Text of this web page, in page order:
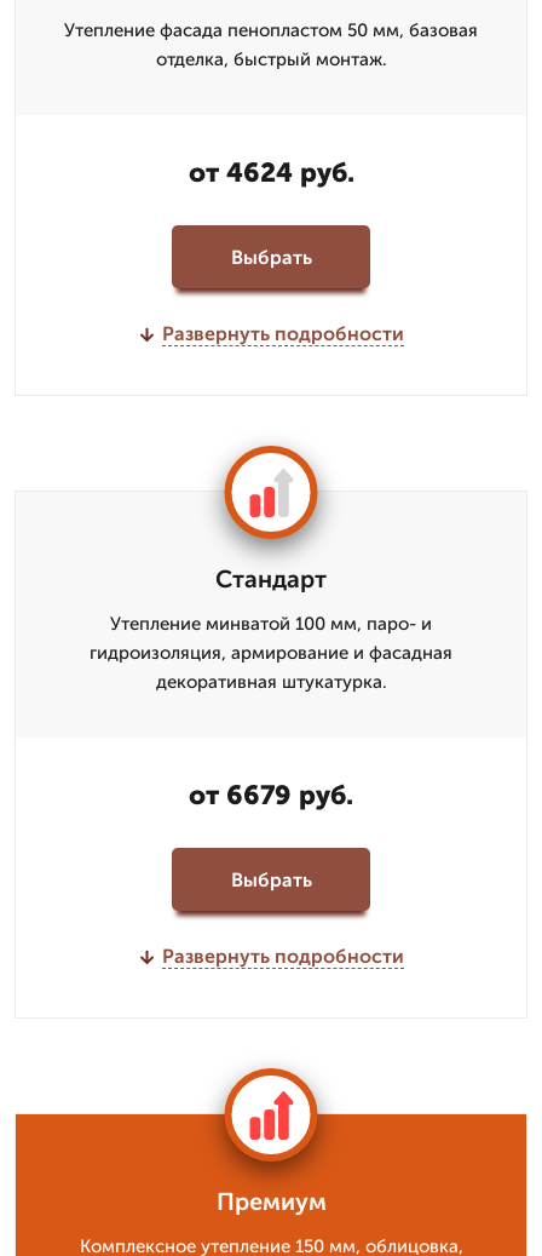
Утепление фасада пенопластом 50 мм, базовая
отделка, быстрый монтаж.
от 4624 руб.
Выбрать
Развернуть подробности
Стандарт
Утепление минватой 100 мм, паро- и
гидроизоляция, армирование и фасадная
декоративная штукатурка.
от 6679 руб.
Выбрать
Развернуть подробности
Премиум
Комплексное утепление 150 мм, облицовка,